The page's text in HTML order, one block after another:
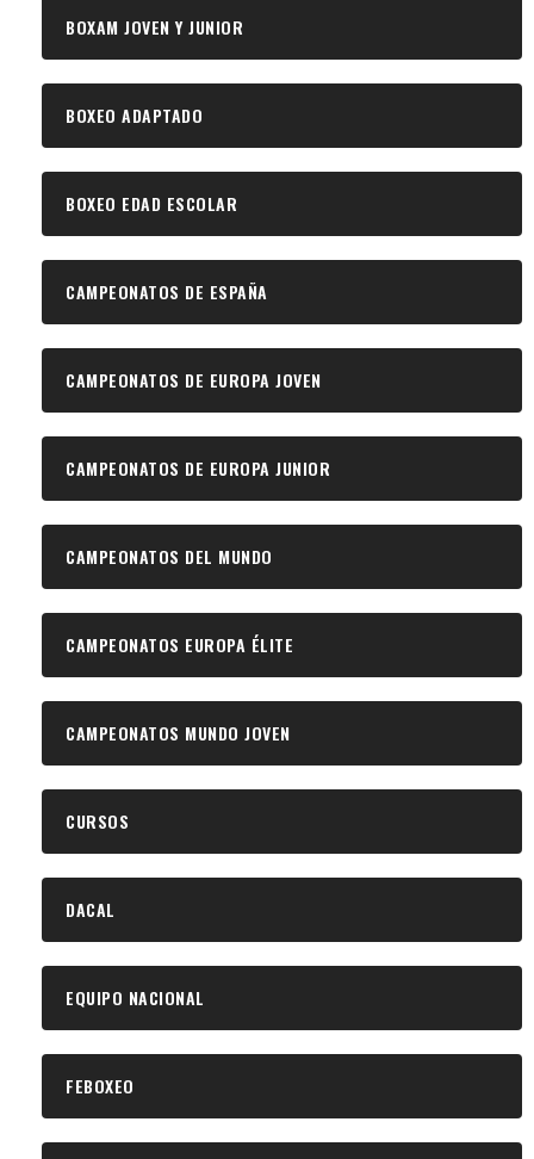
BOXAM JOVEN Y JUNIOR
BOXEO ADAPTADO
BOXEO EDAD ESCOLAR
CAMPEONATOS DE ESPAÑA
CAMPEONATOS DE EUROPA JOVEN
CAMPEONATOS DE EUROPA JUNIOR
CAMPEONATOS DEL MUNDO
CAMPEONATOS EUROPA ÉLITE
CAMPEONATOS MUNDO JOVEN
CURSOS
DACAL
EQUIPO NACIONAL
FEBOXEO